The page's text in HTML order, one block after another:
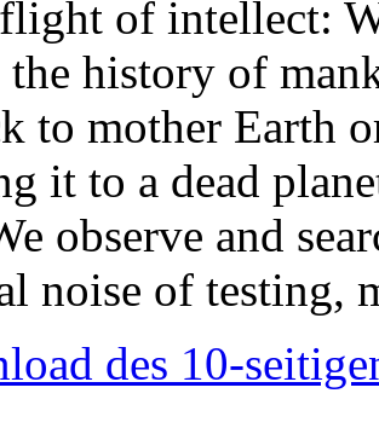
of intellect:
history of
to mother Earth
it to a dead
observe and
noise of testing,
des 10-